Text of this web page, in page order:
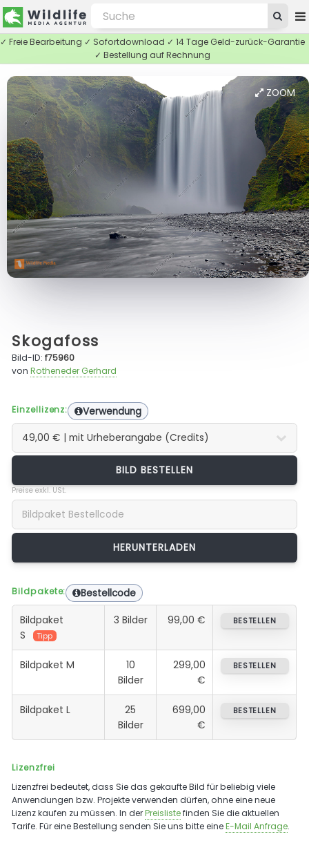
✓ Freie Bearbeitung ✓ Sofortdownload ✓ 14 Tage Geld-zurück-Garantie
✓ Bestellung auf Rechnung
ZOOM
Skogafoss
Bild-ID:f75960
vonRotheneder Gerhard
Einzellizenz: Verwendung
BILD BESTELLEN
Preise exkl. USt.
Bildpakete: Bestellcode
Bildpaket
S
Tipp
3 Bilder 99,00 € BESTELLEN
Bildpaket M
10
Bilder
299,00
€
BESTELLEN
Bildpaket L
25
Bilder
699,00
€
BESTELLEN
Lizenzfrei
Lizenzfrei bedeutet, dass Sie das gekaufte Bild für beliebig viele
Anwendungen bzw. Projekte verwenden dürfen, ohne eine neue
Lizenz kaufen zu müssen. In derPreislistefinden Sie die aktuellen
Tarife. Für eine Bestellung senden Sie uns bitte eineE-Mail Anfrage.